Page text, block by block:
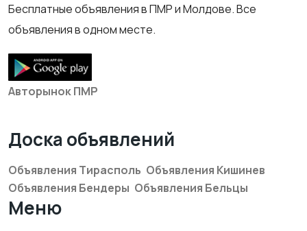
Бесплатные объявления в ПМР и Молдове. Все
объявления в одном месте.
Авторынок ПМР
Доска объявлений
Объявления Тирасполь Объявления Кишинев
Объявления Бендеры Объявления Бельцы
Меню